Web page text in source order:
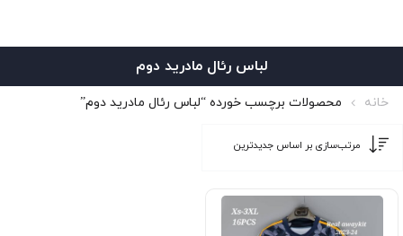
لباس رئال مادرید دوم
خانه محصولات برچسب خورده “لباس رئال مادرید دوم”